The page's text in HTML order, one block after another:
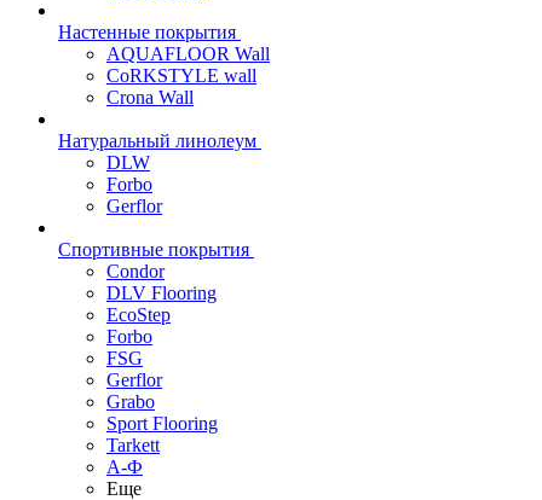
Настенные покрытия
AQUAFLOOR Wall
CoRKSTYLE wall
Crona Wall
Натуральный линолеум
DLW
Forbo
Gerflor
Спортивные покрытия
Condor
DLV Flooring
EcoStep
Forbo
FSG
Gerflor
Grabo
Sport Flooring
Tarkett
А-Ф
Еще